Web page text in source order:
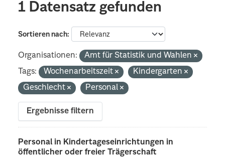
1 Datensatz gefunden
Sortieren nach
Organisationen:
Amt für Statistik und Wahlen
Tags:
Wochenarbeitszeit
Kindergarten
Geschlecht
Personal
Ergebnisse filtern
Personal in Kindertageseinrichtungen in
öffentlicher oder freier Trägerschaft